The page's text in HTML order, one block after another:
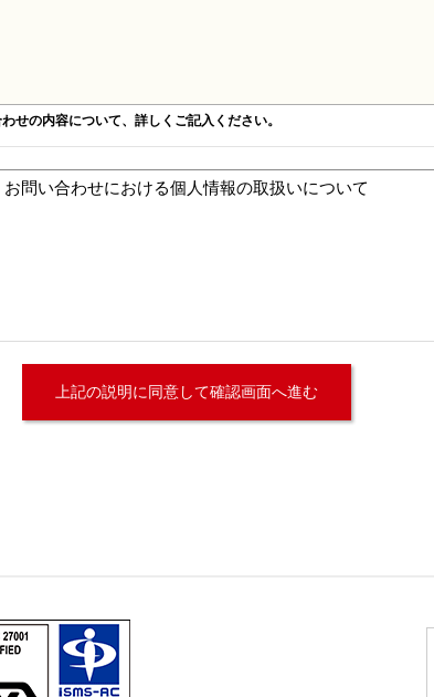
せの内容について、詳しくご記入ください。
お問い合わせにおける個人情報の取扱いについて
た内容に回答するため
いて第三者に提供することはありません。
またはき損の防止と是正、その他個人情報の安全管理のた
社内において削除致します。